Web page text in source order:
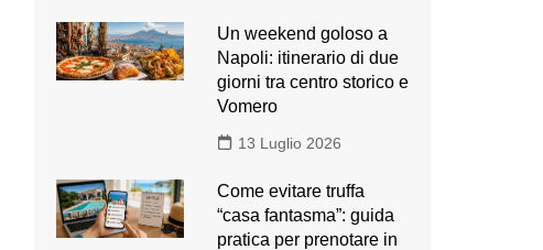
Un weekend goloso a
Napoli: itinerario di due
giorni tra centro storico e
Vomero
13 Luglio 2026
Come evitare truffa
“casa fantasma”: guida
pratica per prenotare in